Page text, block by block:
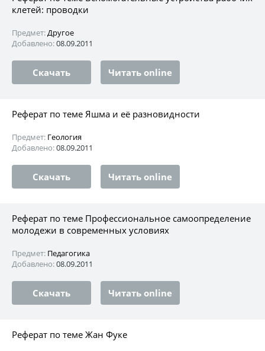
клетей: проводки
Предмет:Другое
Добавлено:08.09.2011
Скачать Читать online
Реферат по теме Яшма и её разновидности
Предмет: Геология
Добавлено:08.09.2011
Скачать Читать online
Реферат по теме Профессиональное самоопределение
молодежи в современных условиях
Предмет: Педагогика
Добавлено:08.09.2011
Скачать Читать online
Реферат по теме Жан Фуке